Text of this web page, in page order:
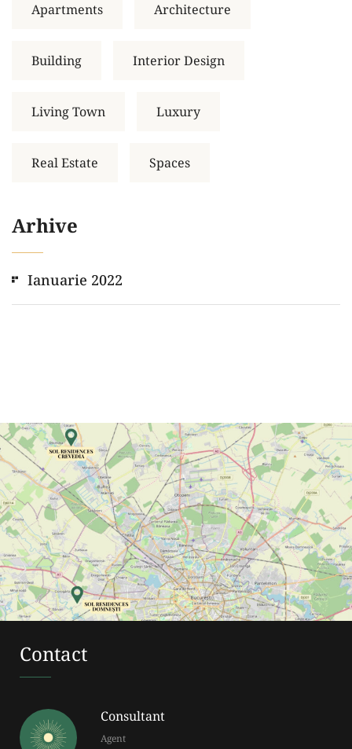
Apartments Architecture
Building Interior Design
Living Town Luxury
Real Estate Spaces
Arhive
Ianuarie 2022
Contact
Consultant
Agent